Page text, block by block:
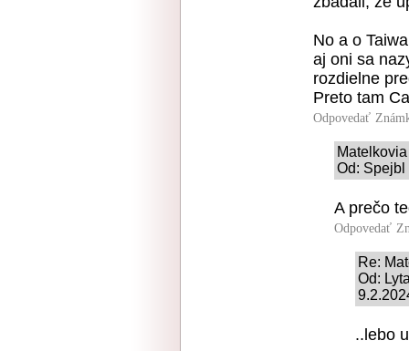
No a o
aj oni sa
rozdielne
Preto tam
Odpovedať
Matelkovia
Od: Spejbl
A prečo
Odpovedať
Re:
Od:
..lebo